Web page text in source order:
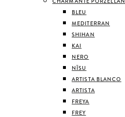
BLEU
MEDITERRAN
SHIHAN
KAI
NERO
NĪSU
ARTISTA BLANCO
ARTISTA
FREYA
FREY